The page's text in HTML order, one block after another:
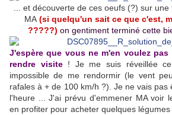
... et découverte de ces oeufs (?) sur
MA (si quelqu'un sait ce que c'est,
?????) on gentiment terminé cette
J'espère que vous ne m'en voulez
rendre visite! Je me suis réveillée
impossible de me rendormir (le vent
rafales à + de 100 km/h ?). Je ne vais pas
l'heure ... J'ai prévu d'emmener MA voir
en profiter pour acheter quelques